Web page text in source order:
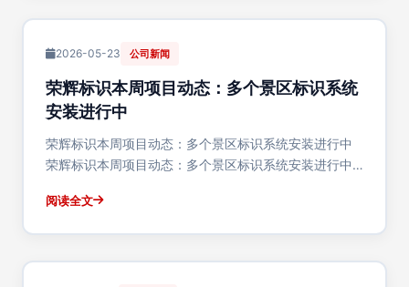
2026-05-23 公司新闻
荣辉标识本周项目动态：多个景区标识系统
安装进行中
荣辉标识本周项目动态：多个景区标识系统安装进行中
荣辉标识本周项目动态：多个景区标识系统安装进行中
项目同时在推进。拍了些现场照片，跟各位汇报一下进
阅读全文